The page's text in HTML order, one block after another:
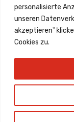
personalisierte
unseren
akzeptieren"
Cookies zu.